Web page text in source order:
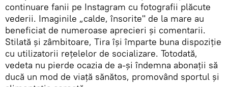
continuare fanii pe Instagram cu fotografii plăcute
vederii. Imaginile „calde, însorite" de la mare au
beneficiat de numeroase aprecieri și comentarii.
Stilată și zâmbitoare, Tira își împarte buna dispoziție
cu utilizatorii rețelelor de socializare. Totodată,
vedeta nu pierde ocazia de a-și îndemna abonații să
ducă un mod de viață sănătos, promovând sportul și